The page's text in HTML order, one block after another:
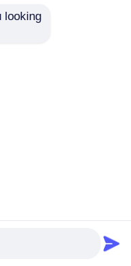
Heavy Industry
looking